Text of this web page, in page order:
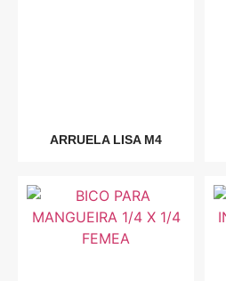
ARRUELA LISA M4